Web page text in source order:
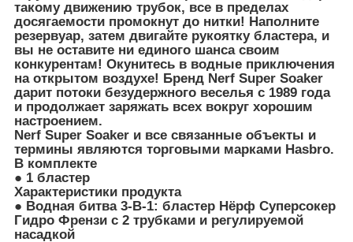
такому движению трубок, все в пределах
досягаемости промокнут до нитки! Наполните
резервуар, затем двигайте рукоятку бластера, и
вы не оставите ни единого шанса своим
конкурентам! Окунитесь в водные приключения
на открытом воздухе! Бренд Nerf Super Soaker
дарит потоки безудержного веселья с 1989 года
и продолжает заряжать всех вокруг хорошим
настроением.
Nerf Super Soaker и все связанные объекты и
термины являются торговыми марками Hasbro.
В комплекте
● 1 бластер
Характеристики продукта
● Водная битва 3-В-1: бластер Нёрф Суперсокер
Гидро Френзи с 2 трубками и регулируемой
насадкой